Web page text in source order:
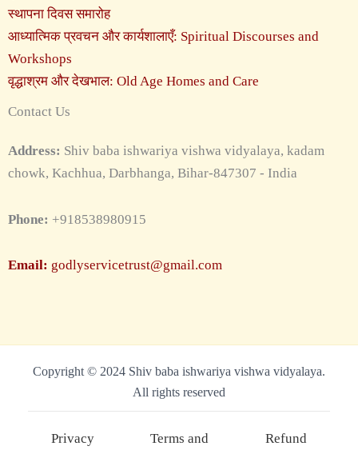
स्थापना दिवस समारोह
आध्यात्मिक प्रवचन और कार्यशालाएँ: Spiritual Discourses and
Workshops
वृद्धाश्रम और देखभाल: Old Age Homes and Care
Contact Us
Address: Shiv baba ishwariya vishwa vidyalaya, kadam
chowk, Kachhua, Darbhanga, Bihar-847307 - India
Phone: +918538980915
Email: godlyservicetrust@gmail.com
Copyright © 2024 Shiv baba ishwariya vishwa vidyalaya.
All rights reserved
Privacy Terms and Refund